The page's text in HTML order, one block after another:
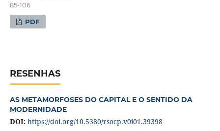
85-106
PDF
RESENHAS
AS METAMORFOSES DO CAPITAL E O SENTIDO DA
MODERNIDADE
DOI: https://doi.org/10.5380/rsocp.v0i01.39398